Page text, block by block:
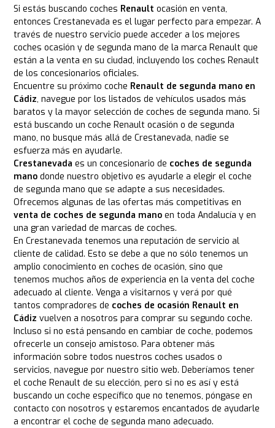
Si estás buscando coches Renault ocasión en venta,
entonces Crestanevada es el lugar perfecto para empezar. A
través de nuestro servicio puede acceder a los mejores
coches ocasión y de segunda mano de la marca Renault que
están a la venta en su ciudad, incluyendo los coches Renault
de los concesionarios oficiales.
Encuentre su próximo coche Renault de segunda mano en
Cádiz, navegue por los listados de vehículos usados más
baratos y la mayor selección de coches de segunda mano. Si
está buscando un coche Renault ocasión o de segunda
mano, no busque más allá de Crestanevada, nadie se
esfuerza más en ayudarle.
Crestanevada es un concesionario de coches de segunda
mano donde nuestro objetivo es ayudarle a elegir el coche
de segunda mano que se adapte a sus necesidades.
Ofrecemos algunas de las ofertas más competitivas en
venta de coches de segunda mano en toda Andalucía y en
una gran variedad de marcas de coches.
En Crestanevada tenemos una reputación de servicio al
cliente de calidad. Esto se debe a que no sólo tenemos un
amplio conocimiento en coches de ocasión, sino que
tenemos muchos años de experiencia en la venta del coche
adecuado al cliente. Venga a visitarnos y verá por qué
tantos compradores de coches de ocasión Renault en
Cádiz vuelven a nosotros para comprar su segundo coche.
Incluso si no está pensando en cambiar de coche, podemos
ofrecerle un consejo amistoso. Para obtener más
información sobre todos nuestros coches usados o
servicios, navegue por nuestro sitio web. Deberíamos tener
el coche Renault de su elección, pero si no es así y está
buscando un coche específico que no tenemos, póngase en
contacto con nosotros y estaremos encantados de ayudarle
a encontrar el coche de segunda mano adecuado.